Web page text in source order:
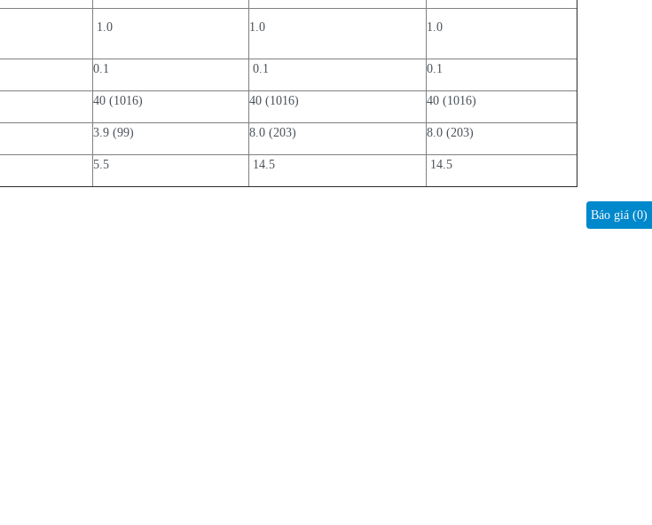
Báo giá (0)
1.0 1.0 1.0
0.1 0.1 0.1
40 (1016) 40 (1016) 40 (1016)
3.9 (99) 8.0 (203) 8.0 (203)
5.5 14.5 14.5